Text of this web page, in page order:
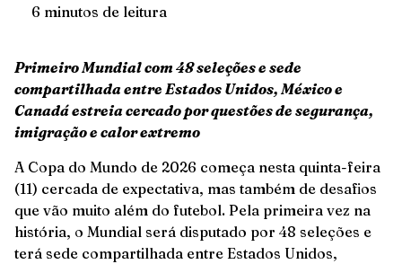
6 minutos de leitura
Primeiro Mundial com 48 seleções e sede
compartilhada entre Estados Unidos, México e
Canadá estreia cercado por questões de segurança,
imigração e calor extremo
A Copa do Mundo de 2026 começa nesta quinta-feira
(11) cercada de expectativa, mas também de desafios
que vão muito além do futebol. Pela primeira vez na
história, o Mundial será disputado por 48 seleções e
terá sede compartilhada entre Estados Unidos,